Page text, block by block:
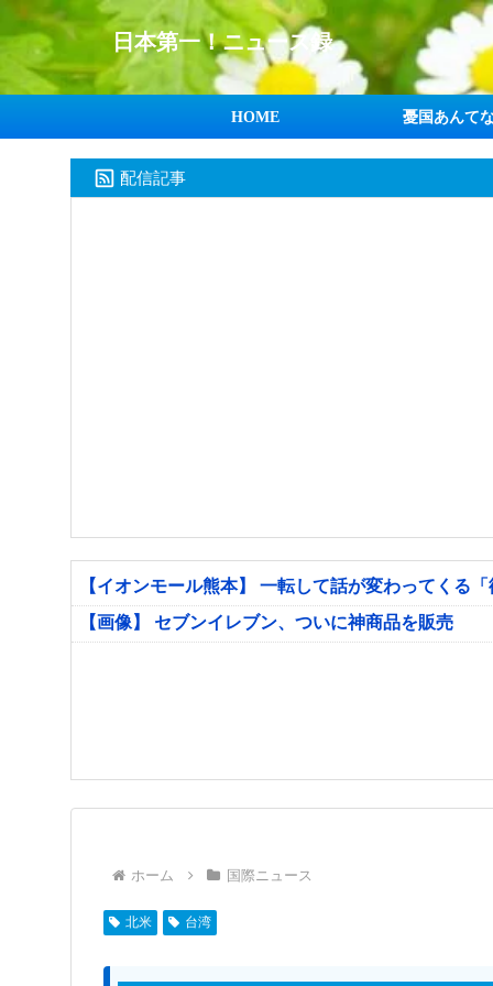
日本第一！ニュース録
HOME 憂国あんて
配信記事
【イオンモール熊本】 一転して話が変わってくる
【画像】 セブンイレブン、ついに神商品を販売
ホーム 国際ニュース
北米 台湾